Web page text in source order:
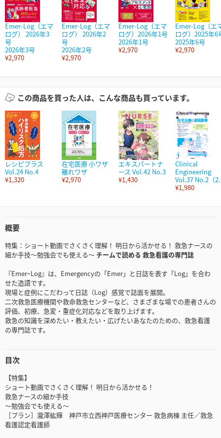
Emer-Log（エマ
ログ） 2026年3
号
2026年3号
¥2,970
Emer-Log（エマ
ログ） 2026年2
号
2026年2号
¥2,970
Emer-Log（エマ
ログ）2026年1号
2026年1号
¥2,970
Emer-Log（エ
ログ）2025年6
2025年6号
¥2,970
この商品を買った人は、こんな商品も買っています。
レシピプラス
Vol.24 No.4
¥1,320
在宅医療 小ワザ
離れワザ
¥2,970
エキスパートナ
ース Vol.42 No.3
¥1,430
Clinical
Engineering
Vol.37 No.2（
¥1,980
概要
特集：ショート動画でさくさく理解！ 明日から活かせる！ 救急ナースの
細か手技～勉強会でも使える～ チームで読める 救急看護の専門誌
『EmerｰLog』は、Emergencyの「Emer」と日誌を表す「Log」を合わ
せた造語です。
現場と症例にこだわって日誌（Log）感覚で誌面を展開。
二次救急医療機関や救命救急センターなど、さまざまな場での患者さんの
評価、初療、急変・重症化対応などを取り上げます。
救急の知識を深めたい・教えたい・広げたいあなたのための、救急看護
の専門誌です。
目次
【特集】
ショート動画でさくさく理解！ 明日から活かせる！
救急ナースの細か手技
～勉強会でも使える～
［プラン］瀧澤紘輝 神戸市立西神戸医療センター 救急病棟 主任／救急
看護認定看護師